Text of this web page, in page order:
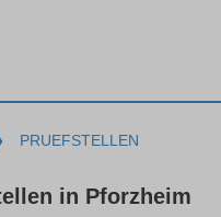
PRUEFSTELLEN
in Pforzheim